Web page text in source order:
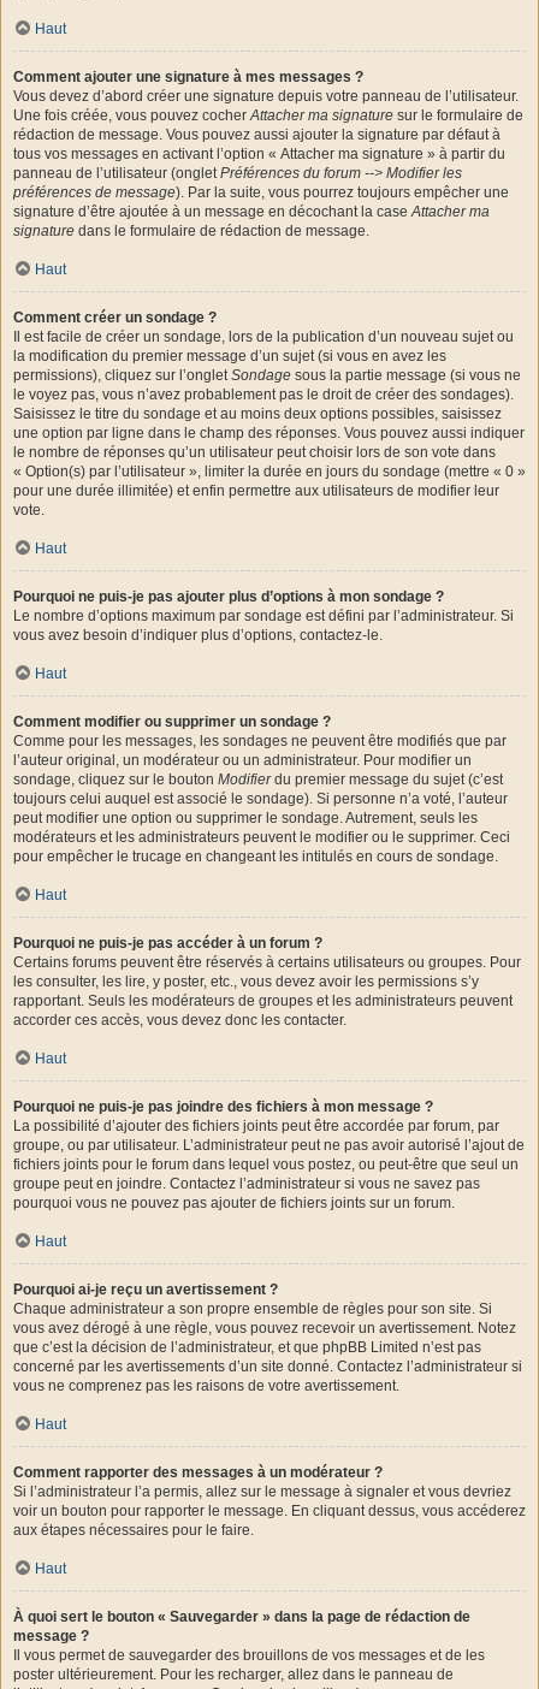
Haut
Comment ajouter une signature à mes messages ?
Vous devez d’abord créer une signature depuis votre panneau de l’utilisateur.
Une fois créée, vous pouvez cocherAttacher ma signature sur le formulaire de
rédaction de message. Vous pouvez aussi ajouter la signature par défaut à
tous vos messages en activant l’option « Attacher ma signature » à partir du
panneau de l’utilisateur (ongletPréférences du forum --> Modifier les
préférences de message). Par la suite, vous pourrez toujours empêcher une
signature d’être ajoutée à un message en décochant la caseAttacher ma
signature dans le formulaire de rédaction de message.
Haut
Comment créer un sondage ?
Il est facile de créer un sondage, lors de la publication d’un nouveau sujet ou
la modification du premier message d’un sujet (si vous en avez les
permissions), cliquez sur l’ongletSondage sous la partie message (si vous ne
le voyez pas, vous n’avez probablement pas le droit de créer des sondages).
Saisissez le titre du sondage et au moins deux options possibles, saisissez
une option par ligne dans le champ des réponses. Vous pouvez aussi indiquer
le nombre de réponses qu’un utilisateur peut choisir lors de son vote dans
« Option(s) par l’utilisateur », limiter la durée en jours du sondage (mettre « 0 »
pour une durée illimitée) et enfin permettre aux utilisateurs de modifier leur
vote.
Haut
Pourquoi ne puis-je pas ajouter plus d’options à mon sondage ?
Le nombre d’options maximum par sondage est défini par l’administrateur. Si
vous avez besoin d’indiquer plus d’options, contactez-le.
Haut
Comment modifier ou supprimer un sondage ?
Comme pour les messages, les sondages ne peuvent être modifiés que par
l’auteur original, un modérateur ou un administrateur. Pour modifier un
sondage, cliquez sur le bouton Modifierdu premier message du sujet (c’est
toujours celui auquel est associé le sondage). Si personne n’a voté, l’auteur
peut modifier une option ou supprimer le sondage. Autrement, seuls les
modérateurs et les administrateurs peuvent le modifier ou le supprimer. Ceci
pour empêcher le trucage en changeant les intitulés en cours de sondage.
Haut
Pourquoi ne puis-je pas accéder à un forum ?
Certains forums peuvent être réservés à certains utilisateurs ou groupes. Pour
les consulter, les lire, y poster, etc., vous devez avoir les permissions s’y
rapportant. Seuls les modérateurs de groupes et les administrateurs peuvent
accorder ces accès, vous devez donc les contacter.
Haut
Pourquoi ne puis-je pas joindre des fichiers à mon message ?
La possibilité d’ajouter des fichiers joints peut être accordée par forum, par
groupe, ou par utilisateur. L’administrateur peut ne pas avoir autorisé l’ajout de
fichiers joints pour le forum dans lequel vous postez, ou peut-être que seul un
groupe peut en joindre. Contactez l’administrateur si vous ne savez pas
pourquoi vous ne pouvez pas ajouter de fichiers joints sur un forum.
Haut
Pourquoi ai-je reçu un avertissement ?
Chaque administrateur a son propre ensemble de règles pour son site. Si
vous avez dérogé à une règle, vous pouvez recevoir un avertissement. Notez
que c’est la décision de l’administrateur, et que phpBB Limited n’est pas
concerné par les avertissements d’un site donné. Contactez l’administrateur si
vous ne comprenez pas les raisons de votre avertissement.
Haut
Comment rapporter des messages à un modérateur ?
Si l’administrateur l’a permis, allez sur le message à signaler et vous devriez
voir un bouton pour rapporter le message. En cliquant dessus, vous accéderez
aux étapes nécessaires pour le faire.
Haut
À quoi sert le bouton « Sauvegarder » dans la page de rédaction de
message ?
Il vous permet de sauvegarder des brouillons de vos messages et de les
poster ultérieurement. Pour les recharger, allez dans le panneau de